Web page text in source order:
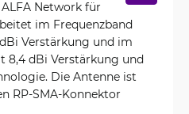
Network für
im Frequenzband
Verstärkung und im
8,4 dBi Verstärkung und
Die Antenne ist
RP-SMA-Konnektor